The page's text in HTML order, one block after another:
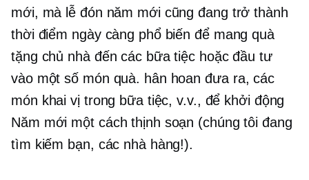
mới, mà lễ đón năm mới cũng đang trở thành
thời điểm ngày càng phổ biến để mang quà
tặng chủ nhà đến các bữa tiệc hoặc đầu tư
vào một số món quà. hân hoanđưa ra, các
món khai vị trong bữa tiệc, v.v., để khởi động
Năm mới một cách thịnh soạn (chúng tôi đang
tìm kiếm bạn, các nhà hàng!).